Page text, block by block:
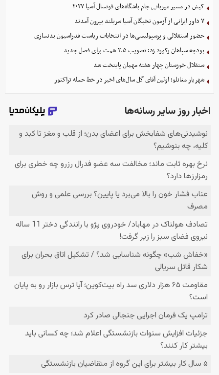
کیش در مسیر میزبانی جام باشگاه‌های فوتسال آسیا ۲۰۲۷
۷ داور ایرانی از آزمون نخبگان آسیا سربلند بیرون آمدند
حضور استقلالی و پرسپولیسی‌ها در انتخابات ریاست فدراسیون بدنسازی
بودجه سپاهان رکورد زد؛ تصویب ۲.۵ همت برای فصل جدید
ستقلال خوزستان چهار هفته مهمان پایتخت شد
شهریار مغانلو؛ اولین آقای گل سال‌های اخیر در خط حمله تراکتور